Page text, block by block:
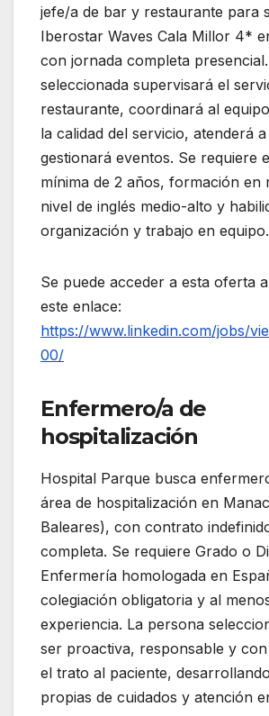
jefe/a de bar y restaurante para
Iberostar Waves Cala Millor 4*
con jornada completa
seleccionada supervisará el
restaurante, coordinará al
la calidad del servicio, atenderá
gestionará eventos. Se requiere
mínima de 2 años, formación en
nivel de inglés medio-alto y
organización y trabajo en equipo.
Se puede acceder a esta oferta
este enlace:
https://www.linkedin.com/jobs/
00/
Enfermero/a de
hospitalización
Hospital Parque busca
área de hospitalización en
Baleares), con contrato
completa. Se requiere Grado o
Enfermería homologada en
colegiación obligatoria y al
experiencia. La persona
ser proactiva, responsable y
el trato al paciente,
propias de cuidados y atención